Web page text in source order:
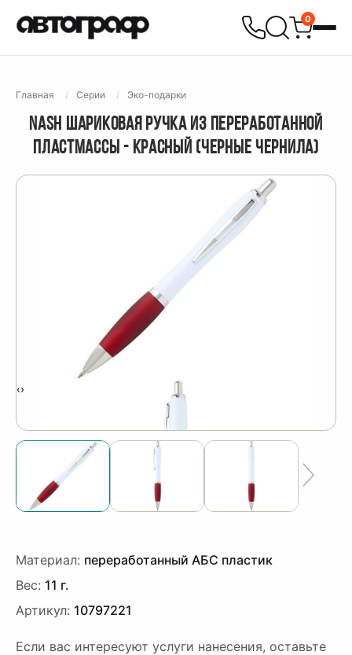
0
Главная Серии Эко-подарки
NASH ШАРИКОВАЯ РУЧКА ИЗ ПЕРЕРАБОТАННОЙ
ПЛАСТМАССЫ - КРАСНЫЙ (ЧЕРНЫЕ ЧЕРНИЛА)
‹›
Материал: переработанный АБС пластик
Вес: 11 г.
Артикул: 10797221
Если вас интересуют услуги нанесения, оставьте